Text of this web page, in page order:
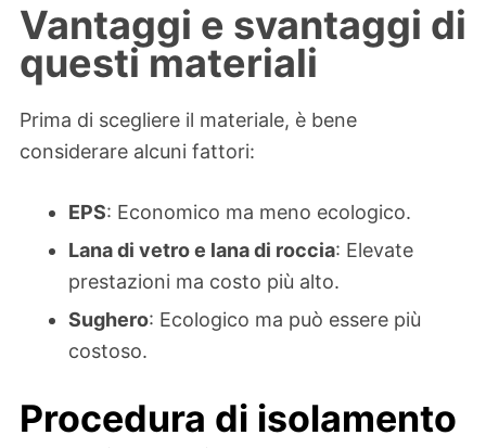
Vantaggi e svantaggi di
questi materiali
Prima di scegliere il materiale, è bene
considerare alcuni fattori:
EPS: Economico ma meno ecologico.
Lana di vetro e lana di roccia: Elevate
prestazioni ma costo più alto.
Sughero: Ecologico ma può essere più
costoso.
Procedura di isolamento